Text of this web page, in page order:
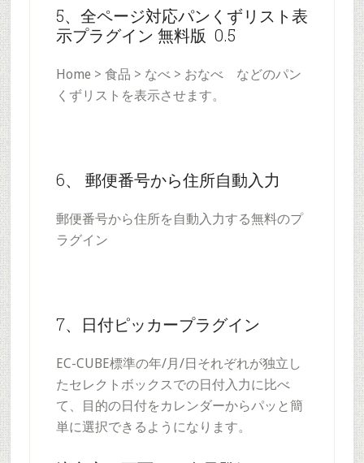
5、全ページ対応パンくずリスト表
示プラグイン 無料版 0.5
Home > 食品 > なべ > おなべ などのパン
くずリストを表示させます。
6、 郵便番号から住所自動入力
郵便番号から住所を自動入力する無料のプ
ラグイン
7、日付ピッカープラグイン
EC-CUBE標準の年/月/日それぞれが独立し
たセレクトボックスでの日付入力に比べ
て、目的の日付をカレンダーからパッと簡
単に選択できるようになります。